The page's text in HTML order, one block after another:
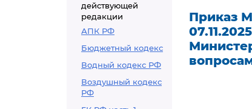
действующей
редакции
АПК РФ
Бюджетный кодекс
Водный кодекс РФ
Воздушный кодекс
РФ
Приказ